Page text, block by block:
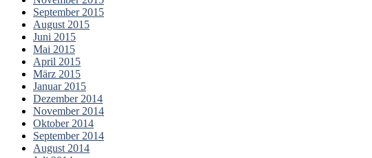
September 2015
August 2015
Juni 2015
Mai 2015
April 2015
März 2015
Januar 2015
Dezember 2014
November 2014
Oktober 2014
September 2014
August 2014